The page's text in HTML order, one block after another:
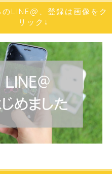
LINE@、登録は画像をク
リック↓